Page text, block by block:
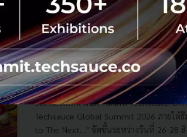
SIX Network และ Techsauce สานต่
มือปีที่ 4 นำ NFT Treasure Hunt
ระดับประสบการณ์ดิจิทัลใน
Summit 2026
SIX Network ผนึกกำลังกับ Techsauce อีก
Techsauce Global Summit 2026 ภายใต้ธี
to The Next…" จัดขึ้นระหว่างวันที่ 26-28